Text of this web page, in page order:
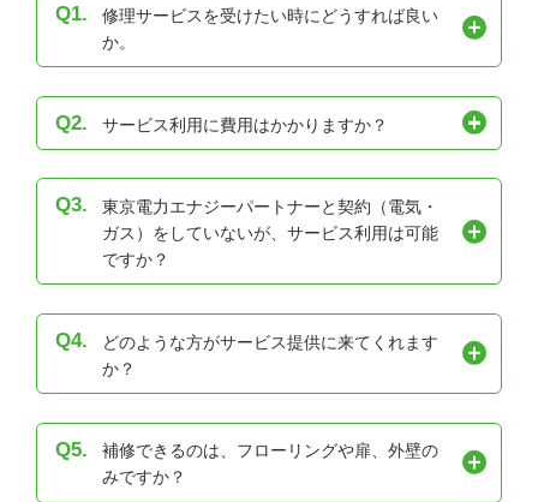
Q1.
修理サービスを受けたい時にどうすれば良い
か。
Q2. サービス利用に費用はかかりますか？
Q3.
東京電力エナジーパートナーと契約（電気・
ガス）をしていないが、サービス利用は可能
ですか？
Q4.
どのような方がサービス提供に来てくれます
か？
Q5.
補修できるのは、フローリングや扉、外壁の
みですか？